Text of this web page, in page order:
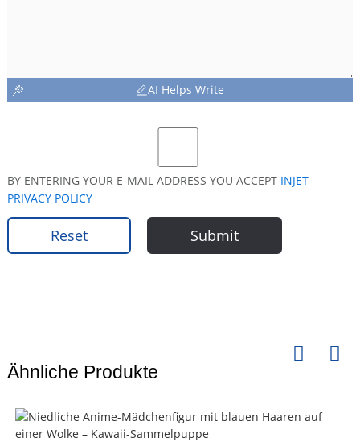
AI Helps Write
BY ENTERING YOUR E-MAIL ADDRESS YOU ACCEPT INJET
PRIVACY POLICY
Reset Submit
Ähnliche Produkte